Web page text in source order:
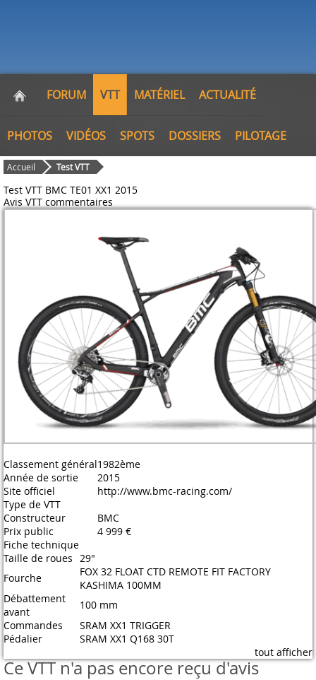
FORUM VTT MATÉRIEL ACTUALITÉ
PHOTOS VIDÉOS SPOTS DOSSIERS PILOTAGE
Accueil Test VTT
Test VTT BMC TE01 XX1 2015
Avis VTT commentaires
Classement général1982ème
Année de sortie
2015
Site officiel
http://www.bmc-racing.com/
Type de VTT
Constructeur
BMC
Prix public
4 999 €
Fiche technique
Taille de roues 29"
Fourche
FOX 32 FLOAT CTD REMOTE FIT FACTORY
KASHIMA 100MM
Débattement
avant
100 mm
Commandes
SRAM XX1 TRIGGER
Pédalier
SRAM XX1 Q168 30T
tout afficher
Ce VTT n'a pas encore reçu d'avis